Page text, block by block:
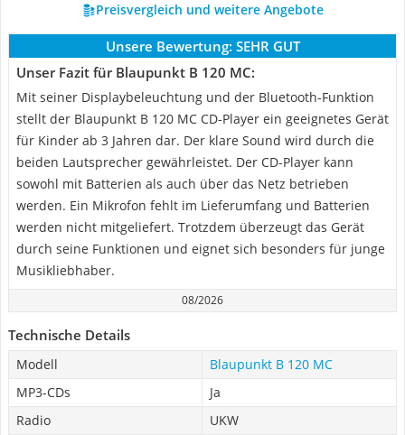
Preisvergleich und weitere Angebote
Unsere Bewertung: SEHR GUT
Unser Fazit für Blaupunkt B 120 MC:
Mit seiner Displaybeleuchtung und der Bluetooth-Funktion
stellt der Blaupunkt B 120 MC CD-Player ein geeignetes Gerät
für Kinder ab 3 Jahren dar. Der klare Sound wird durch die
beiden Lautsprecher gewährleistet. Der CD-Player kann
sowohl mit Batterien als auch über das Netz betrieben
werden. Ein Mikrofon fehlt im Lieferumfang und Batterien
werden nicht mitgeliefert. Trotzdem überzeugt das Gerät
durch seine Funktionen und eignet sich besonders für junge
Musikliebhaber.
08/2026
Technische Details
Modell
Blaupunkt B 120 MC
MP3-CDs
Ja
Radio
UKW